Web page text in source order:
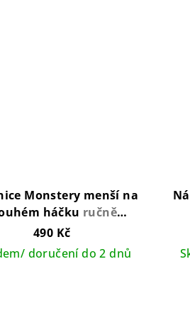
Monstery menší na
háčku ručně
vyráběný šperk v ČR
490 Kč
doručení do 2 dnů